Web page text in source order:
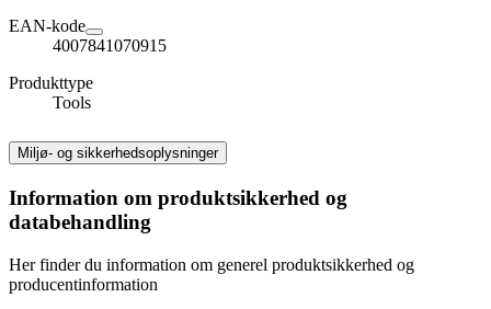
EAN-kode
4007841070915
Produkttype
Tools
Miljø- og sikkerhedsoplysninger
Information om produktsikkerhed og
databehandling
Her finder du information om generel produktsikkerhed og
producentinformation